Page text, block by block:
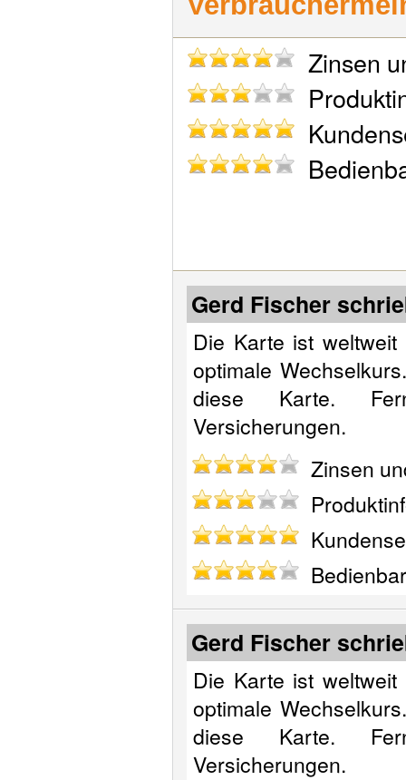
Zinsen
Gerd Fischer
Die Karte ist
optimale
diese Karte.
Versicherungen.
Zinsen
Gerd Fischer
Die Karte ist
optimale
diese Karte.
Versicherungen.